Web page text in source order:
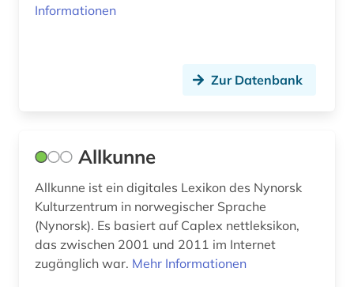
gefallener (1)
geisteswissenschaften (26)
gender (1)
Informationen
Zur Datenbank
Allkunne
Allkunne ist ein digitales Lexikon des Nynorsk
Kulturzentrum in norwegischer Sprache
(Nynorsk). Es basiert auf Caplex nettleksikon,
das zwischen 2001 und 2011 im Internet
zugänglich war. Mehr Informationen